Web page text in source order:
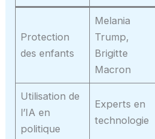
Protection
des enfants
Melania
Trump,
Brigitte
Macron
Utilisation de
l’IA en
politique
Experts en
technologie